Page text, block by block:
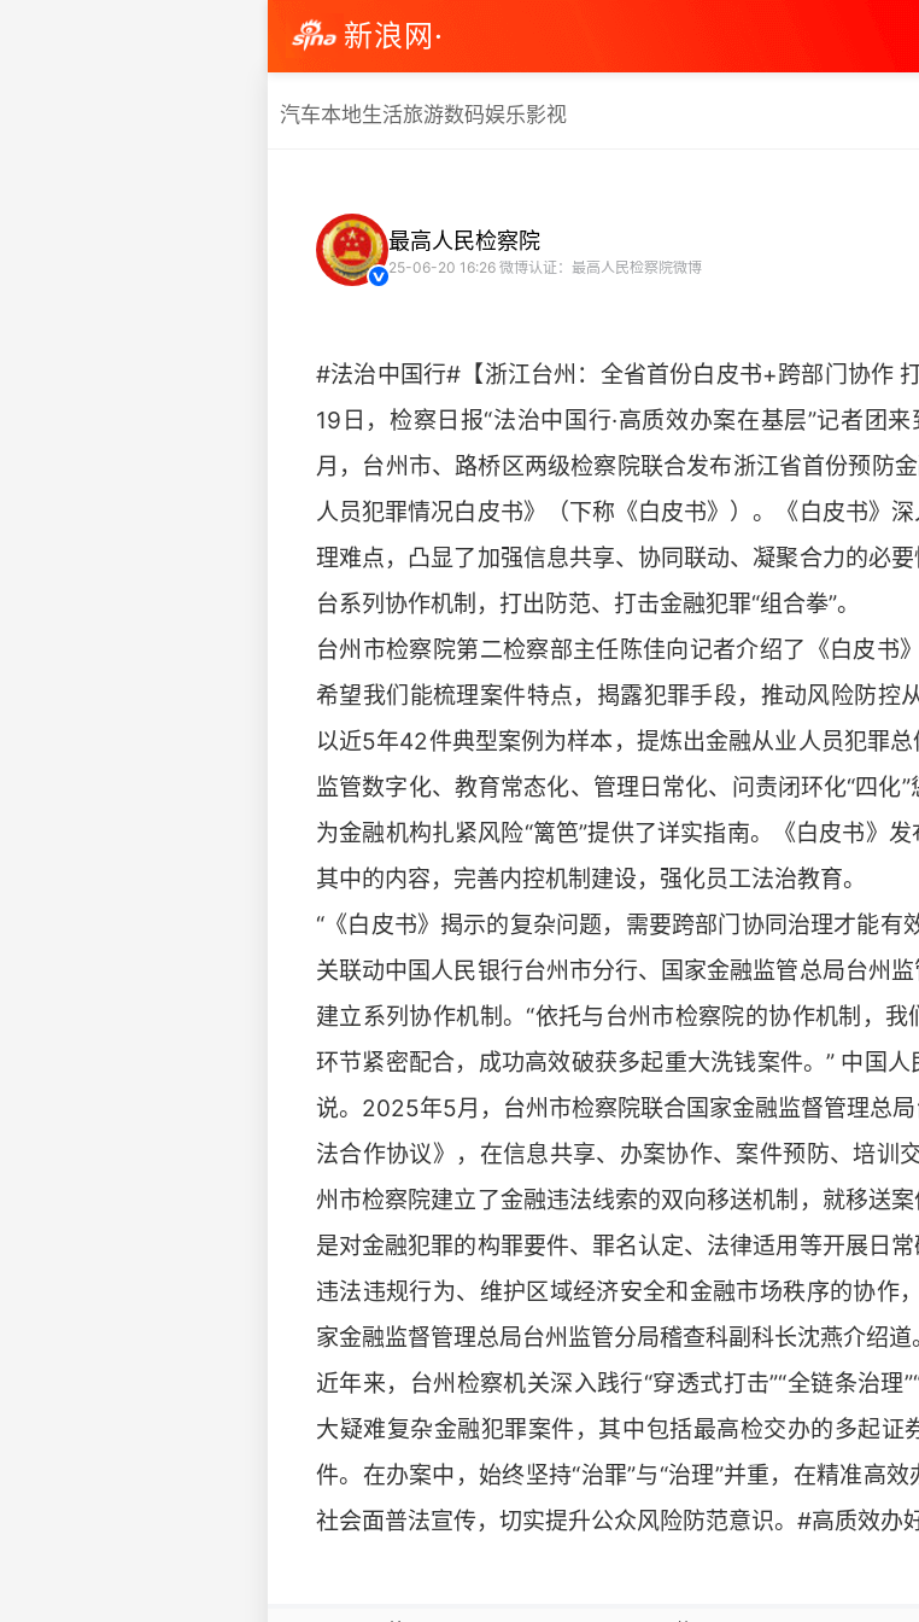
新浪网·
汽车本地生活旅游数码娱乐影视
最高人民检察院
25-06-20 16:26 微博认证：最高人民检察院微博
#法治中国行#【浙江台州：全省首份白皮书+跨部门协作
19日，检察日报“法治中国行·高质效办案在基层”记者团
月，台州市、路桥区两级检察院联合发布浙江省首份预防
人员犯罪情况白皮书》（下称《白皮书》）。《白皮书》
理难点，凸显了加强信息共享、协同联动、凝聚合力的必
台系列协作机制，打出防范、打击金融犯罪“组合拳”。
台州市检察院第二检察部主任陈佳向记者介绍了《白皮书
希望我们能梳理案件特点，揭露犯罪手段，推动风险防控从
以近5年42件典型案例为样本，提炼出金融从业人员犯罪
监管数字化、教育常态化、管理日常化、问责闭环化“四化
为金融机构扎紧风险“篱笆”提供了详实指南。《白皮书》
其中的内容，完善内控机制建设，强化员工法治教育。
“《白皮书》揭示的复杂问题，需要跨部门协同治理才能有
关联动中国人民银行台州市分行、国家金融监管总局台州
建立系列协作机制。“依托与台州市检察院的协作机制，
环节紧密配合，成功高效破获多起重大洗钱案件。” 中国
说。2025年5月，台州市检察院联合国家金融监督管理总
法合作协议》，在信息共享、办案协作、案件预防、培训
州市检察院建立了金融违法线索的双向移送机制，就移送
是对金融犯罪的构罪要件、罪名认定、法律适用等开展日
违法违规行为、维护区域经济安全和金融市场秩序的协作
家金融监督管理总局台州监管分局稽查科副科长沈燕介绍道
近年来，台州检察机关深入践行“穿透式打击”“全链条治理
大疑难复杂金融犯罪案件，其中包括最高检交办的多起证
件。在办案中，始终坚持“治罪”与“治理”并重，在精准高
社会面普法宣传，切实提升公众风险防范意识。#高质效